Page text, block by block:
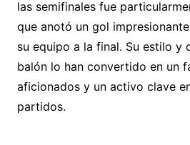
las semifinales fue
que anotó un gol
su equipo a la final. Su estilo y
balón lo han convertido en un
aficionados y un activo clave
partidos.